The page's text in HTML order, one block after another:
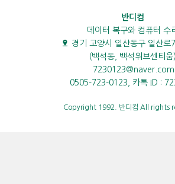
반디컴
데이터 복구와 컴퓨터 수
경기 고양시 일산동구 일산로
(백석동, 백석위브센티움)
7230123@naver.com
0505-723-0123, 카톡 ID :
Copyright 1992. 반디컴 All rights